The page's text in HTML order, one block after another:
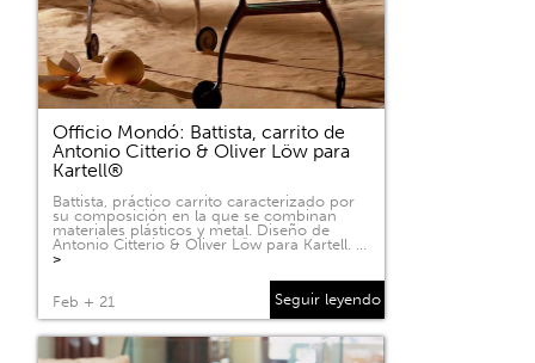
Officio Mondó: Battista, carrito de
Antonio Citterio & Oliver Löw para
Kartell®
Battista, práctico carrito caracterizado por
su composición en la que se combinan
materiales plásticos y metal. Diseño de
Antonio Citterio & Oliver Löw para Kartell. …
>
Feb + 21 Seguir leyendo